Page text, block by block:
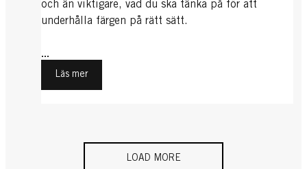
och än viktigare, vad du ska tänka på för att
underhålla färgen på rätt sätt.
...
Läs mer
LOAD MORE